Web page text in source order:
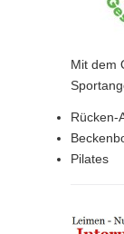
Mit dem
Rücken-
Pilates